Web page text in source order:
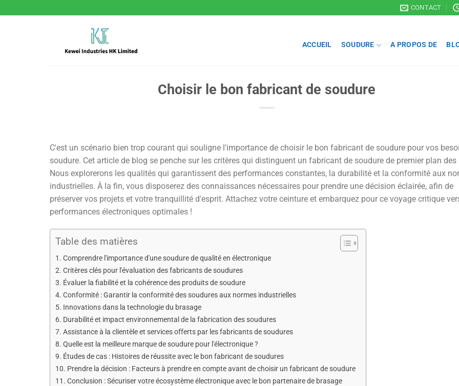
au
CONTACT
ACCUEIL SOUDURE A PROPOS DE
Choisir le bon fabricant de soudure
C'est un scénario bien trop courant qui souligne l'importance de choisir le bon fabricant de soudure pour vos
soudure. Cet article de blog se penche sur les critères qui distinguent un fabricant de soudure de premier plan des
Nous explorerons les qualités qui garantissent des performances constantes, la durabilité et la conformité aux
industrielles. À la fin, vous disposerez des connaissances nécessaires pour prendre une décision éclairée, afin de
préserver vos projets et votre tranquillité d'esprit. Attachez votre ceinture et embarquez pour ce voyage critique
performances électroniques optimales !
Table des matières
Comprendre l'importance d'une soudure de qualité en électronique
Critères clés pour l'évaluation des fabricants de soudures
Évaluer la fiabilité et la cohérence des produits de soudure
Conformité : Garantir la conformité des soudures aux normes industrielles
Innovations dans la technologie du brasage
Durabilité et impact environnemental de la fabrication des soudures
Assistance à la clientèle et services offerts par les fabricants de soudures
Quelle est la meilleure marque de soudure pour l'électronique ?
Études de cas : Histoires de réussite avec le bon fabricant de soudures
Prendre la décision : Facteurs à prendre en compte avant de choisir un fabricant de soudure
Conclusion : Sécuriser votre écosystème électronique avec le bon partenaire de brasage